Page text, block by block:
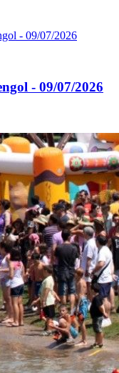
- 09/07/2026